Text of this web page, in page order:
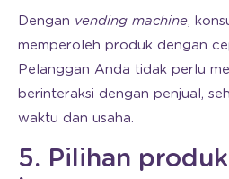
Dengan vending machine,
memperoleh produk dengan
Pelanggan Anda tidak perlu
berinteraksi dengan penjual,
waktu dan usaha.
5. Pilihan